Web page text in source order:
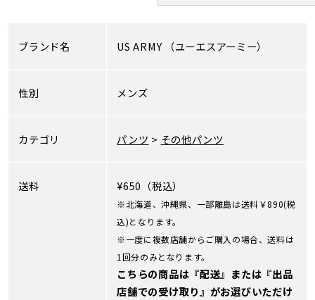
ブランド名 US ARMY （ユーエスアーミー）
性別 メンズ
カテゴリ パンツ > その他パンツ
送料 ¥650（税込）
※北海道、沖縄県、一部離島は送料￥890(税
込)となります。
※一度に複数店舗からご購入の場合、送料は
1回分のみとなります。
こちらの商品は『配送』または『出品
店舗での受け取り』がお選びいただけ